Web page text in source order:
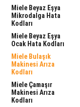
Miele Beyaz Eşya
Mikrodalga Hata
Kodları
Miele Beyaz Eşya
Ocak Hata Kodları
Miele Bulaşık
Makinesi Arıza
Kodları
Miele Çamaşır
Makinesi Arıza
Kodları